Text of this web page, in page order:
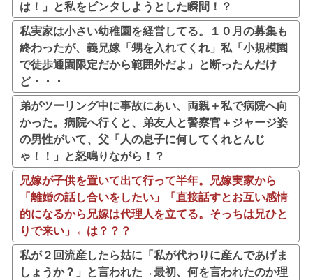
は！」と私をビンタしようとした瞬間！？
私実家は小さい幼稚園を経営してる。１０月の募集も
終わったが、義兄嫁「甥を入れてくれ」私「小規模園
で徒歩通園限定だから範囲外だよ」と断ったんだけ
ど・・・
弟がツーリング中に事故にあい、両親＋私で病院へ向
かった。病院へ行くと、弟友人と警察官＋ジャージ姿
の男性がいて、父「人の息子に何してくれとんじ
ゃ！！」と怒鳴りながら！？
兄嫁が子供を置いて出て行って半年。兄嫁実家から
「離婚の話し合いをしたい」「直接話すとお互い感情
的になるから兄嫁は代理人を立てる。そっちは兄ひと
りで来い」←は？？？
私が２回流産したら姑に「私が代わりに産んであげま
しょうか？」と言われた→最初、何を言われたのか理